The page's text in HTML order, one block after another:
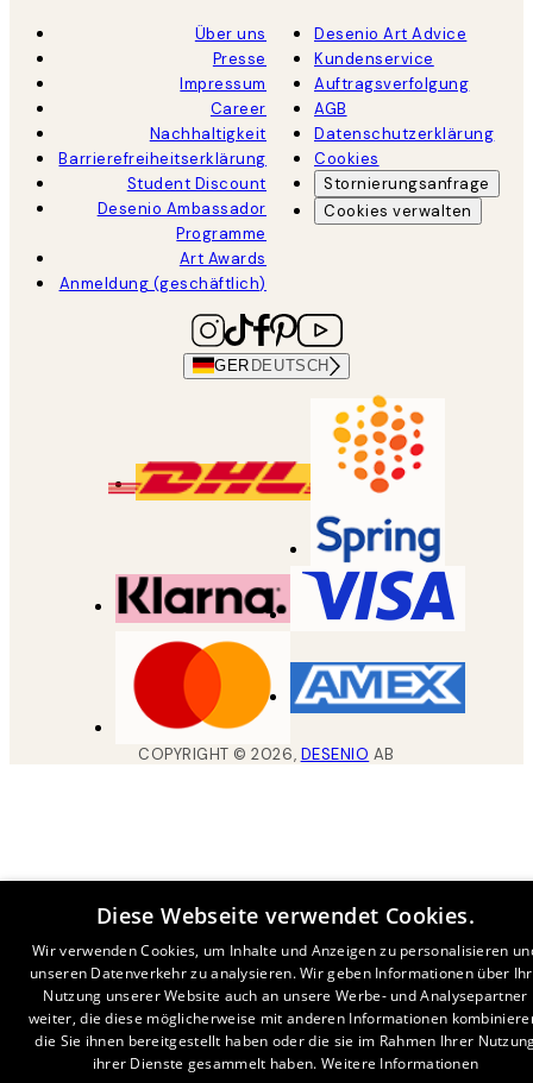
Über uns
Presse
Impressum
Career
Nachhaltigkeit
Barrierefreiheitserklärung
Student Discount
Desenio Ambassador
Programme
Art Awards
Anmeldung (geschäftlich)
Desenio Art Advice
Kundenservice
Auftragsverfolgung
AGB
Datenschutzerklärung
Cookies
Stornierungsanfrage
Cookies verwalten
GER DEUTSCH
COPYRIGHT ©2026, DESENIO AB
Diese Webseite verwendet Cookies.
Wir verwenden Cookies, um Inhalte und Anzeigen zu personalisieren
unseren Datenverkehr zu analysieren. Wir geben Informationen über
Nutzung unserer Website auch an unsere Werbe- und Analysepartner
weiter, die diese möglicherweise mit anderen Informationen
die Sie ihnen bereitgestellt haben oder die sie im Rahmen Ihrer
ihrer Dienste gesammelt haben. Weitere Informationen